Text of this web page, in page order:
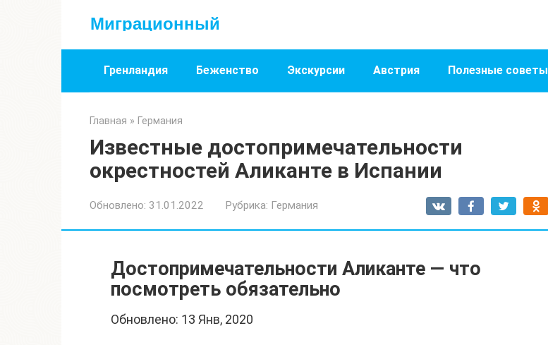
Миграционный
Гренландия Беженство Экскурсии Австрия Полезные советы
Главная » Германия
Известные достопримечательности
окрестностей Аликанте в Испании
Обновлено: 31.01.2022 Рубрика: Германия
Достопримечательности Аликанте — что
посмотреть обязательно
Обновлено: 13 Янв, 2020